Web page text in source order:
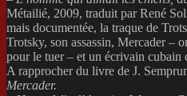
Métailié, 2009, traduit par René
mais documentée, la traque de
Trotsky, son assassin, Mercader –
pour le tuer – et un écrivain cubain
A rapprocher du livre de J.
Mercader.